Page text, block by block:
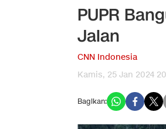
PUPR
Jalan
CNN Indonesia
Kamis, 25 Jan 2024
Bagikan: